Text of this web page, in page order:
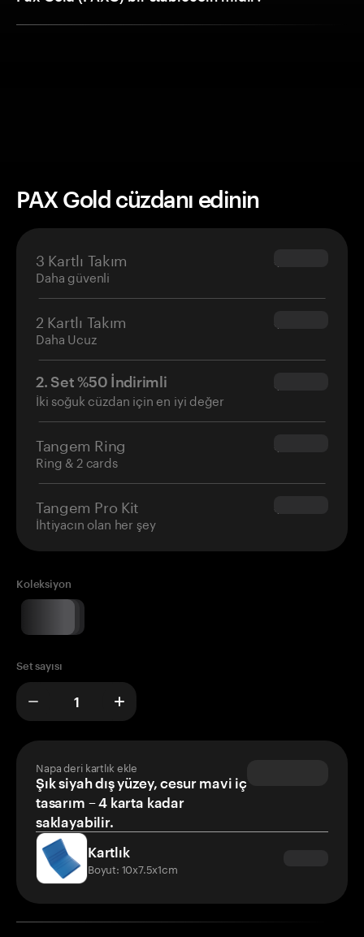
PAX Gold cüzdanı edinin
3 Kartlı Takım
Daha güvenli
$69.90
2 Kartlı Takım
Daha Ucuz
$54.90
2. Set %50 İndirimli
İki soğuk cüzdan için en iyi değer
$34.95
Tangem Ring
Ring & 2 cards
$160.00
Tangem Pro Kit
İhtiyacın olan her şey
$180.00
Koleksiyon
Set sayısı
Napa deri kartlık ekle
Şık siyah dış yüzey, cesur mavi iç
tasarım – 4 karta kadar
saklayabilir.
Kartlık
Boyut: 10x7.5x1cm